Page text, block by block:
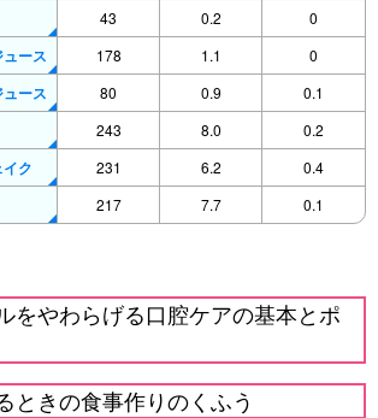
43 0.2 0
ース 178 1.1 0
ース 80 0.9 0.1
243 8.0 0.2
ク 231 6.2 0.4
217 7.7 0.1
をやわらげる口腔ケアの基本とポ
ときの食事作りのくふう